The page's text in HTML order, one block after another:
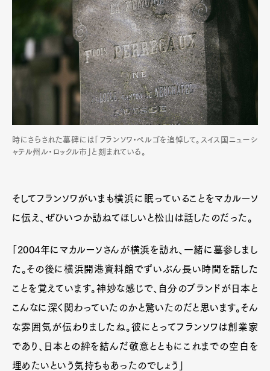
時にさらされた墓碑には「フランソワ・ペルゴを追悼して。スイス国ニューシ
ャテル州ル・ロックル市」と刻まれている。
そしてフランソワがいまも横浜に眠っていることをマカルーソ
に伝え、ぜひいつか訪ねてほしいと松山は話したのだった。
「2004年にマカルーソさんが横浜を訪れ、一緒に墓参しまし
た。その後に横浜開港資料館でずいぶん長い時間を話した
ことを覚えています。神妙な感じで、自分のブランドが日本と
こんなに深く関わっていたのかと驚いたのだと思います。そん
な雰囲気が伝わりましたね。彼にとってフランソワは創業家
であり、日本との絆を結んだ敬意とともにこれまでの空白を
埋めたいという気持ちもあったのでしょう」